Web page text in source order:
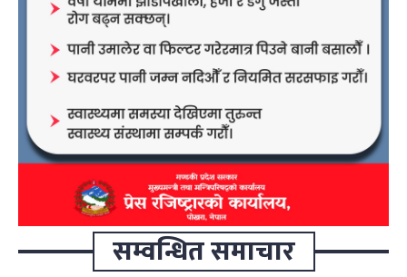
सम्वन्धित समाचार